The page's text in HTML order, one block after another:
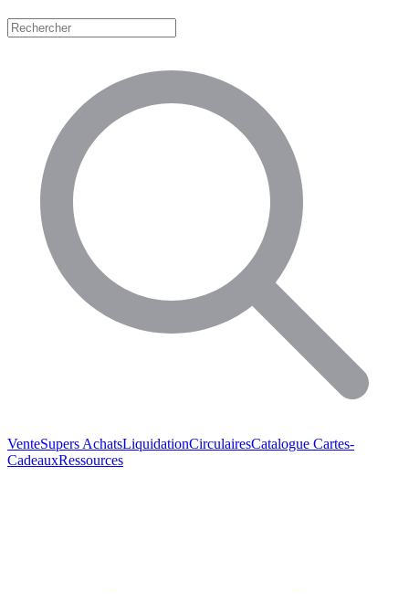
VenteSupers AchatsLiquidationCirculairesCatalogue Cartes-
CadeauxRessources